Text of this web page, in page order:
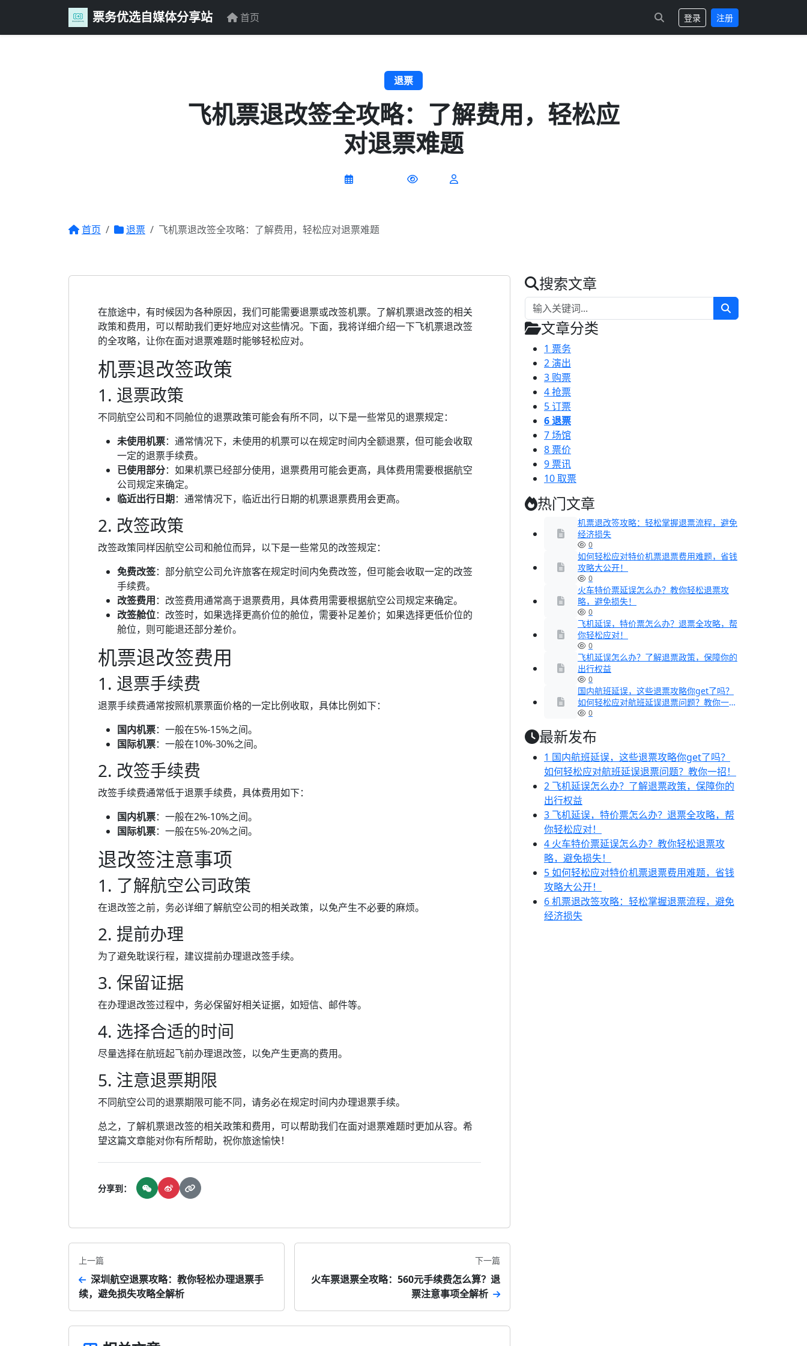
票务优选自媒体分享站 首页 登录 注册
退票
飞机票退改签全攻略：了解费用，轻松应
对退票难题
首页 退票 飞机票退改签全攻略：了解费用，轻松应对退票难题
在旅途中，有时候因为各种原因，我们可能需要退票或改签机票。了解机票退改签的相关
政策和费用，可以帮助我们更好地应对这些情况。下面，我将详细介绍一下飞机票退改签
的全攻略，让你在面对退票难题时能够轻松应对。
机票退改签政策
1. 退票政策
不同航空公司和不同舱位的退票政策可能会有所不同，以下是一些常见的退票规定：
未使用机票：通常情况下，未使用的机票可以在规定时间内全额退票，但可能会收取
一定的退票手续费。
已使用部分：如果机票已经部分使用，退票费用可能会更高，具体费用需要根据航空
公司规定来确定。
临近出行日期：通常情况下，临近出行日期的机票退票费用会更高。
2. 改签政策
改签政策同样因航空公司和舱位而异，以下是一些常见的改签规定：
免费改签：部分航空公司允许旅客在规定时间内免费改签，但可能会收取一定的改签
手续费。
改签费用：改签费用通常高于退票费用，具体费用需要根据航空公司规定来确定。
改签舱位：改签时，如果选择更高价位的舱位，需要补足差价；如果选择更低价位的
舱位，则可能退还部分差价。
机票退改签费用
1. 退票手续费
退票手续费通常按照机票票面价格的一定比例收取，具体比例如下：
国内机票：一般在5%-15%之间。
国际机票：一般在10%-30%之间。
2. 改签手续费
改签手续费通常低于退票手续费，具体费用如下：
国内机票：一般在2%-10%之间。
国际机票：一般在5%-20%之间。
退改签注意事项
1. 了解航空公司政策
在退改签之前，务必详细了解航空公司的相关政策，以免产生不必要的麻烦。
2. 提前办理
为了避免耽误行程，建议提前办理退改签手续。
3. 保留证据
在办理退改签过程中，务必保留好相关证据，如短信、邮件等。
4. 选择合适的时间
尽量选择在航班起飞前办理退改签，以免产生更高的费用。
5. 注意退票期限
不同航空公司的退票期限可能不同，请务必在规定时间内办理退票手续。
总之，了解机票退改签的相关政策和费用，可以帮助我们在面对退票难题时更加从容。希
望这篇文章能对你有所帮助，祝你旅途愉快！
分享到：
上一篇
深圳航空退票攻略：教你轻松办理退票手
续，避免损失攻略全解析
下一篇
火车票退票全攻略：560元手续费怎么算？退
票注意事项全解析
搜索文章
文章分类
1 票务
2演出
3 购票
4抢票
5订票
6退票
7场馆
8票价
9票讯
10取票
热门文章
机票退改签攻略：轻松掌握退票流程，避免
经济损失
0
如何轻松应对特价机票退票费用难题，省钱
攻略大公开！
0
火车特价票延误怎么办？教你轻松退票攻
略，避免损失！
0
飞机延误，特价票怎么办？退票全攻略，帮
你轻松应对！
0
飞机延误怎么办？了解退票政策，保障你的
出行权益
0
国内航班延误，这些退票攻略你get了吗？
如何轻松应对航班延误退票问题？教你一
招！
0
最新发布
1 国内航班延误，这些退票攻略你get了吗？
如何轻松应对航班延误退票问题？教你一招！
2 飞机延误怎么办？了解退票政策，保障你的
出行权益
3 飞机延误，特价票怎么办？退票全攻略，帮
你轻松应对！
4 火车特价票延误怎么办？教你轻松退票攻
略，避免损失！
5如何轻松应对特价机票退票费用难题，省钱
攻略大公开！
6机票退改签攻略：轻松掌握退票流程，避免
经济损失